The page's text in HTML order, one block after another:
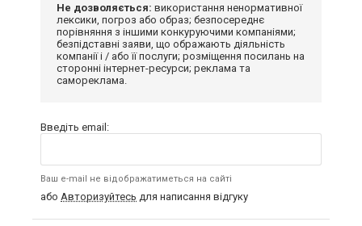
Не дозволяється: використання ненормативної
лексики, погроз або образ; безпосереднє
порівняння з іншими конкуруючими компаніями;
безпідставні заяви, що ображають діяльність
компанії і / або її послуги; розміщення посилань на
сторонні інтернет-ресурси; реклама та
самореклама.
Введіть email:
Ваш e-mail не відображатиметься на сайті
або Авторизуйтесь для написання відгуку